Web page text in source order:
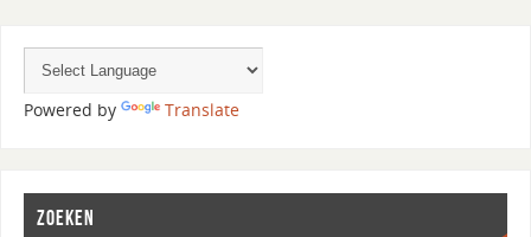
Powered by Translate
ZOEKEN